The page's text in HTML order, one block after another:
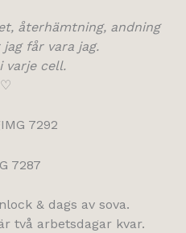
återhämtning, andning
får vara jag.
varje cell.
♡
& dags av sova.
två arbetsdagar kvar.